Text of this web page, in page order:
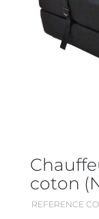
coton
REFERENCE